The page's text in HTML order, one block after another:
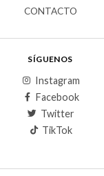
CONTACTO
SÍGUENOS
Instagram
Facebook
Twitter
TikTok